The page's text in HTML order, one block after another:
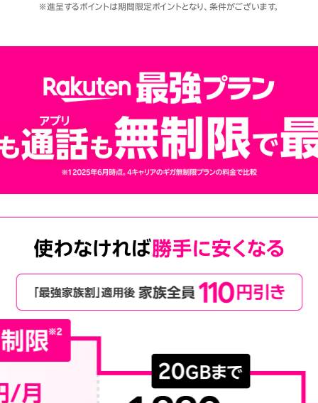
※進呈するポイントは期間限定ポイントとなり、条件がございます。